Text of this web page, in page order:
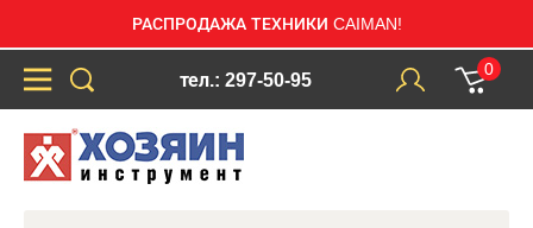
РАСПРОДАЖА ТЕХНИКИ CAIMAN!
тел.: 297-50-95
0